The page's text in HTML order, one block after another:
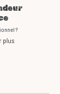
?
plus